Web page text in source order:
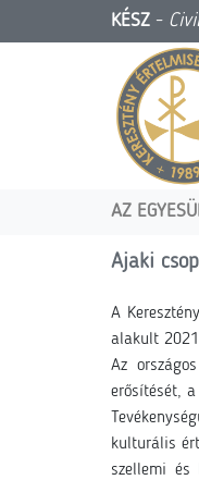
KÉSZ -
AZ
Ajaki
A
alakult
Az
erősítését,
kulturális
szellemi és